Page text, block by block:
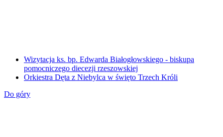
Wizytacja ks. bp. Edwarda Białogłowskiego - biskupa
pomocniczego diecezji rzeszowskiej
Orkiestra Dęta z Niebylca w święto Trzech Króli
Do góry